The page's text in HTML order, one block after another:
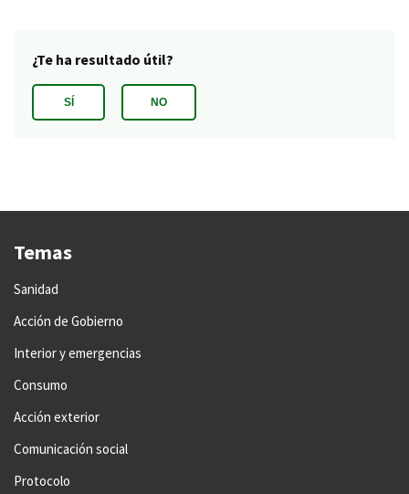
Temas
Sanidad
Acción de Gobierno
Interior y emergencias
Consumo
Acción exterior
Comunicación social
Protocolo